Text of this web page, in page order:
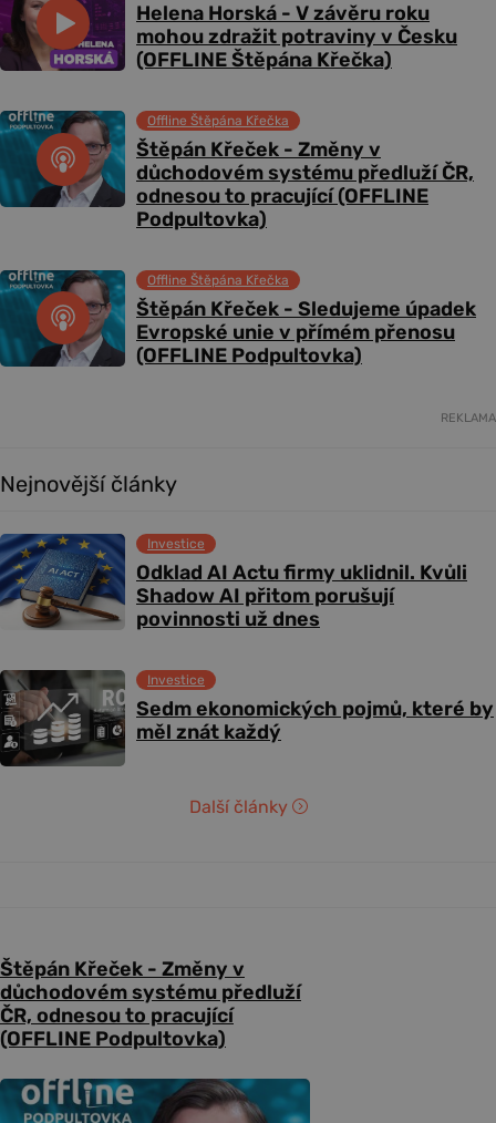
Helena Horská - V závěru roku
mohou zdražit potraviny v Česku
(OFFLINE Štěpána Křečka)
Štěpán Křeček - Změny v
důchodovém systému předluží ČR,
odnesou to pracující (OFFLINE
Podpultovka)
Offline Štěpána Křečka
Štěpán Křeček - Sledujeme úpadek
Evropské unie v přímém přenosu
(OFFLINE Podpultovka)
Offline Štěpána Křečka
REKLAMA
Nejnovější články
Odklad AI Actu firmy uklidnil. Kvůli
Shadow AI přitom porušují
povinnosti už dnes
Investice
Sedm ekonomických pojmů, které by
měl znát každý
Investice
Další články
Štěpán Křeček - Změny v
důchodovém systému předluží
ČR, odnesou to pracující
(OFFLINE Podpultovka)